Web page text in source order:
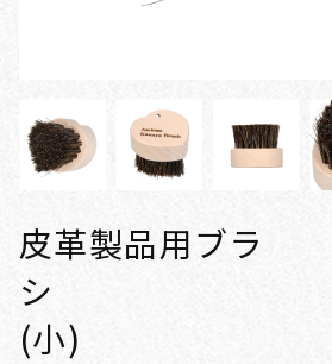
皮革製品用ブラ
シ ハー
(小)